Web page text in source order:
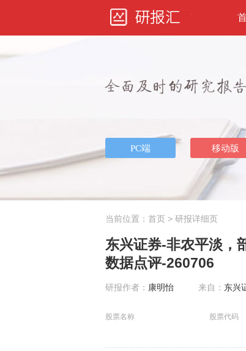
当前位置： 首页 > 研报详细页
东兴证券-非农平淡
数据点评-260706
研报作者： 康明怡 来自： 东兴
股票名称 股票代码